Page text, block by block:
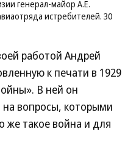
генерал-майор А.Е.
истребителей. 30
работой Андрей
к печати в 1929
В ней он
вопросы, которыми
же такое война и для